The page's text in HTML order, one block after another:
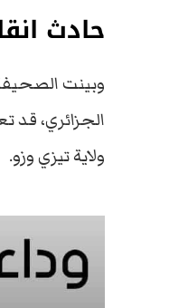
حادث
وبينت
الجزائري، قد
ولاية تيزي وزو.